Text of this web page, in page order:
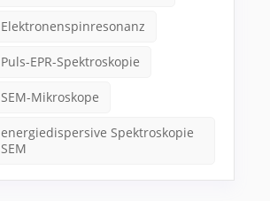
Elektronenspinresonanz
Puls-EPR-Spektroskopie
SEM-Mikroskope
energiedispersive Spektroskopie
SEM